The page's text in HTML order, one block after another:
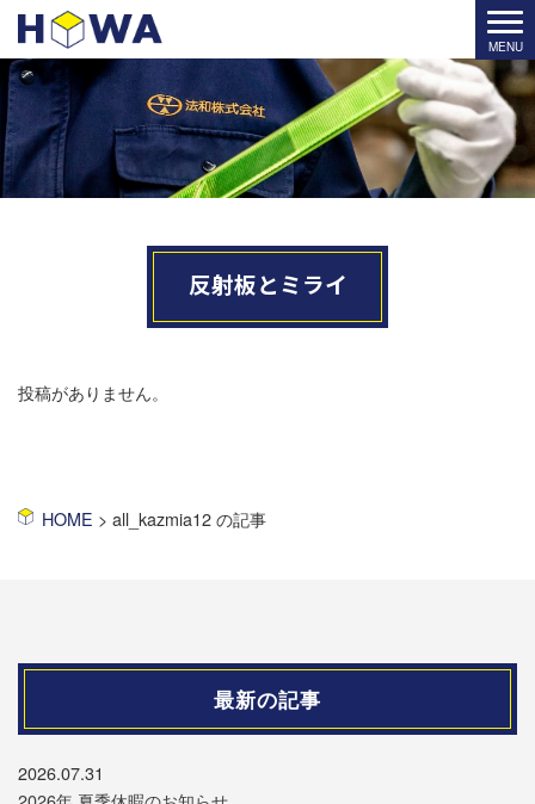
反射板とミライ
投稿がありません。
HOME > all_kazmia12 の記事
最新の記事
2026.07.31